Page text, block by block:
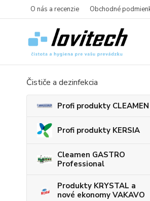
O nás a recenzie Obchodné
Čističe a dezinfekcia
Profi produkty CLEAMEN
Profi produkty KERSIA
Cleamen GASTRO
Professional
Produkty KRYSTAL a
nové ekonomy VAKAVO